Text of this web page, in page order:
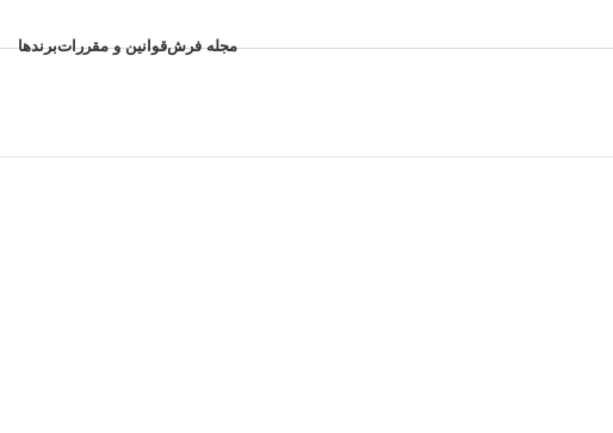
مجله فرشقوانین و مقرراتبرندها